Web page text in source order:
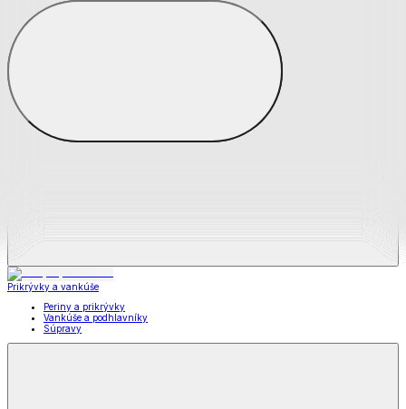
Zobraziť všetko
Všetko z Matrace a matracové chrániče
Matrace
Chrániče na matrace
Prikrývky a vankúše
Periny a prikrývky
Vankúše a podhlavníky
Súpravy